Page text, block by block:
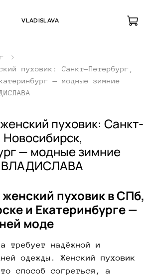
VLADISLAVA
пуховик: Санкт-Петербург,
— модные зимние
пуховик: Санкт-
— модные зимние
ВЛАДИСЛАВА
женский пуховик в СПб,
и Екатеринбурге —
моде
требует надёжной и
одежды. Женский пуховик
способ согреться, а